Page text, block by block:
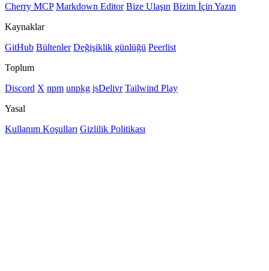
Cherry MCP Markdown Editor Bize Ulaşın Bizim İçin Yazın
Kaynaklar
GitHub Bültenler Değişiklik günlüğü Peerlist
Toplum
Discord X npm unpkg jsDelivr Tailwind Play
Yasal
Kullanım Koşulları Gizlilik Politikası